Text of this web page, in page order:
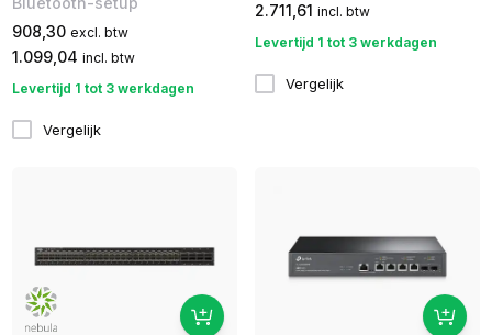
908,30 excl. btw
1.099,04 incl. btw
Levertijd 1 tot 3 werkdagen
Vergelijk
2.711,61 incl. btw
Levertijd 1 tot 3 werkdagen
Vergelijk